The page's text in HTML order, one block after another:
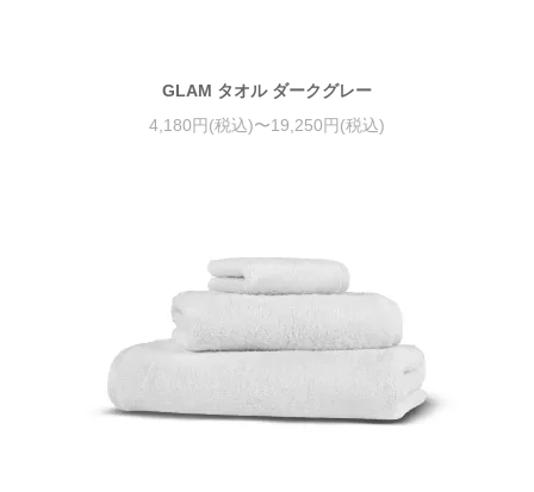
GLAM タオル ダークグレー
4,180円(税込)〜19,250円(税込)